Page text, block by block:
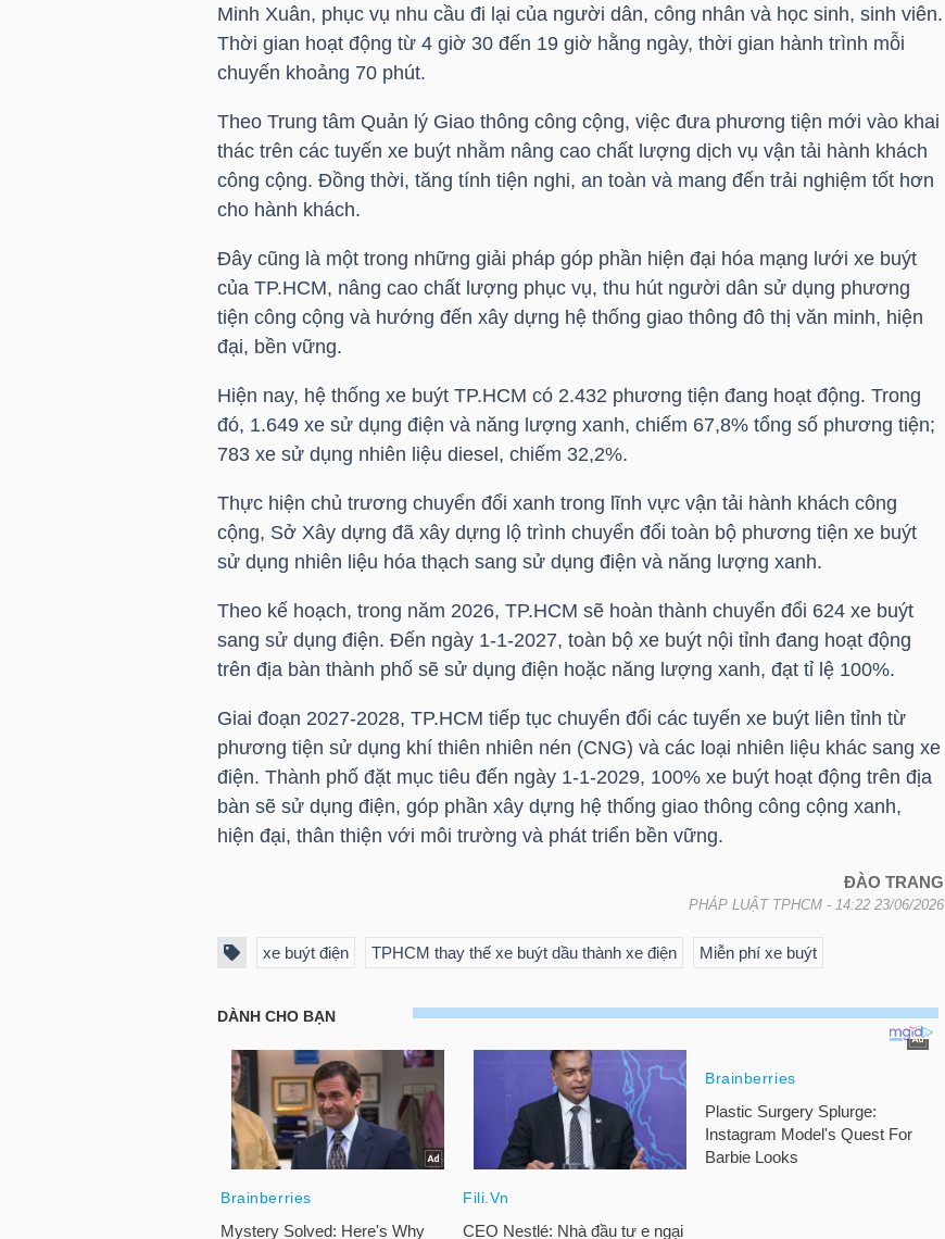
Minh Xuân, phục vụ nhu cầu đi lại của người dân, công nhân và học sinh, sinh viên.
Thời gian hoạt động từ 4 giờ 30 đến 19 giờ hằng ngày, thời gian hành trình mỗi
chuyến khoảng 70 phút.
Theo Trung tâm Quản lý Giao thông công cộng, việc đưa phương tiện mới vào khai
thác trên các tuyến xe buýt nhằm nâng cao chất lượng dịch vụ vận tải hành khách
công cộng. Đồng thời, tăng tính tiện nghi, an toàn và mang đến trải nghiệm tốt hơn
cho hành khách.
Đây cũng là một trong những giải pháp góp phần hiện đại hóa mạng lưới xe buýt
của TP.HCM, nâng cao chất lượng phục vụ, thu hút người dân sử dụng phương
tiện công cộng và hướng đến xây dựng hệ thống giao thông đô thị văn minh, hiện
đại, bền vững.
Hiện nay, hệ thống xe buýt TP.HCM có 2.432 phương tiện đang hoạt động. Trong
đó, 1.649 xe sử dụng điện và năng lượng xanh, chiếm 67,8% tổng số phương tiện;
783 xe sử dụng nhiên liệu diesel, chiếm 32,2%.
Thực hiện chủ trương chuyển đổi xanh trong lĩnh vực vận tải hành khách công
cộng, Sở Xây dựng đã xây dựng lộ trình chuyển đổi toàn bộ phương tiện xe buýt
sử dụng nhiên liệu hóa thạch sang sử dụng điện và năng lượng xanh.
Theo kế hoạch, trong năm 2026, TP.HCM sẽ hoàn thành chuyển đổi 624 xe buýt
sang sử dụng điện. Đến ngày 1-1-2027, toàn bộ xe buýt nội tỉnh đang hoạt động
trên địa bàn thành phố sẽ sử dụng điện hoặc năng lượng xanh, đạt tỉ lệ 100%.
Giai đoạn 2027-2028, TP.HCM tiếp tục chuyển đổi các tuyến xe buýt liên tỉnh từ
phương tiện sử dụng khí thiên nhiên nén (CNG) và các loại nhiên liệu khác sang xe
điện. Thành phố đặt mục tiêu đến ngày 1-1-2029, 100% xe buýt hoạt động trên địa
bàn sẽ sử dụng điện, góp phần xây dựng hệ thống giao thông công cộng xanh,
hiện đại, thân thiện với môi trường và phát triển bền vững.
ĐÀO TRANG
PHÁP LUẬT TPHCM - 14:22 23/06/2026
xe buýt điện TPHCM thay thế xe buýt dầu thành xe điện Miễn phí xe buýt